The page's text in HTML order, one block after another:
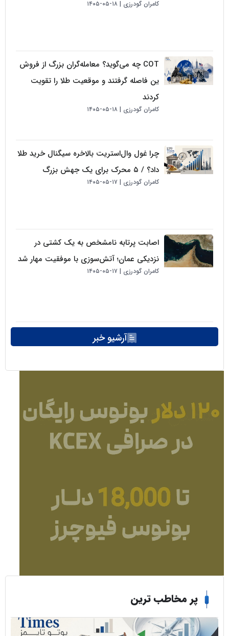
کامران گودرزی ۱۸-۰۵-۱۴۰۵
COT چه می‌گوید؟ معامله‌گران بزرگ از فروش
ین فاصله گرفتند و موقعیت طلا را تقویت
کامران گودرزی ۱۸-۰۵-۱۴۰۵
چرا غول وال‌استریت بالاخره سیگنال خرید طلا
داد؟ / ۵ محرک برای یک جهش بزرگ
کامران گودرزی ۱۷-۰۵-۱۴۰۵
اصابت پرتابه نامشخص به یک کشتی در
نزدیکی عمان؛ آتش‌سوزی با موفقیت مهار شد
کامران گودرزی ۱۷-۰۵-۱۴۰۵
آرشیو خبر
پر مخاطب ترین